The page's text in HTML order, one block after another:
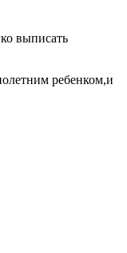
выписать
ребенком,и